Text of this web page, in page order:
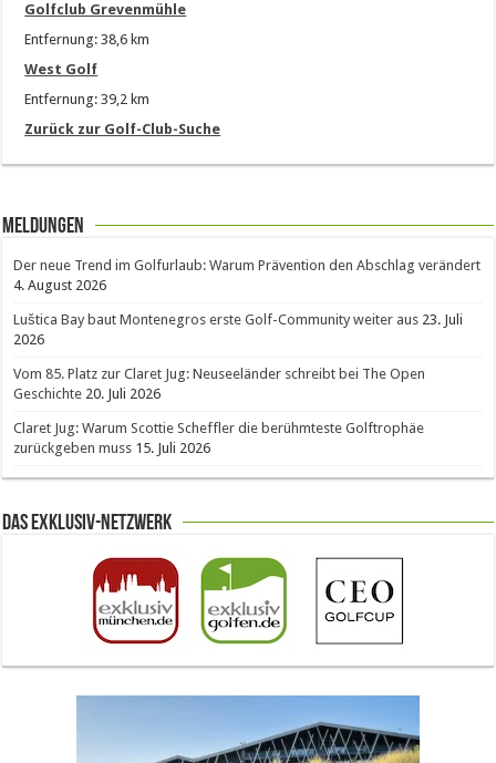
Golfclub Grevenmühle
Entfernung: 38,6 km
West Golf
Entfernung: 39,2 km
Zurück zur Golf-Club-Suche
Meldungen
Der neue Trend im Golfurlaub: Warum Prävention den Abschlag verändert
4. August 2026
Luštica Bay baut Montenegros erste Golf-Community weiter aus 23. Juli
2026
Vom 85. Platz zur Claret Jug: Neuseeländer schreibt bei The Open
Geschichte 20. Juli 2026
Claret Jug: Warum Scottie Scheffler die berühmteste Golftrophäe
zurückgeben muss 15. Juli 2026
Das Exklusiv-Netzwerk